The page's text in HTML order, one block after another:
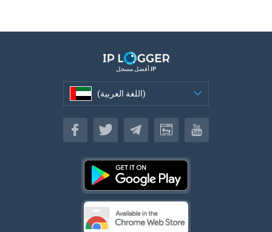
أفضل مسجل IP
(اللغة العربية)
(اللغة العربية)